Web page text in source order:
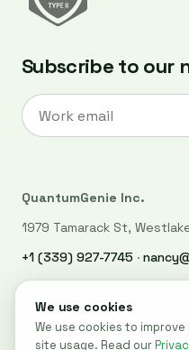
Subscribe to our
QuantumGenie Inc.
1979 Tamarack St,
+1 (339) 927-7745 ·
LinkedIn